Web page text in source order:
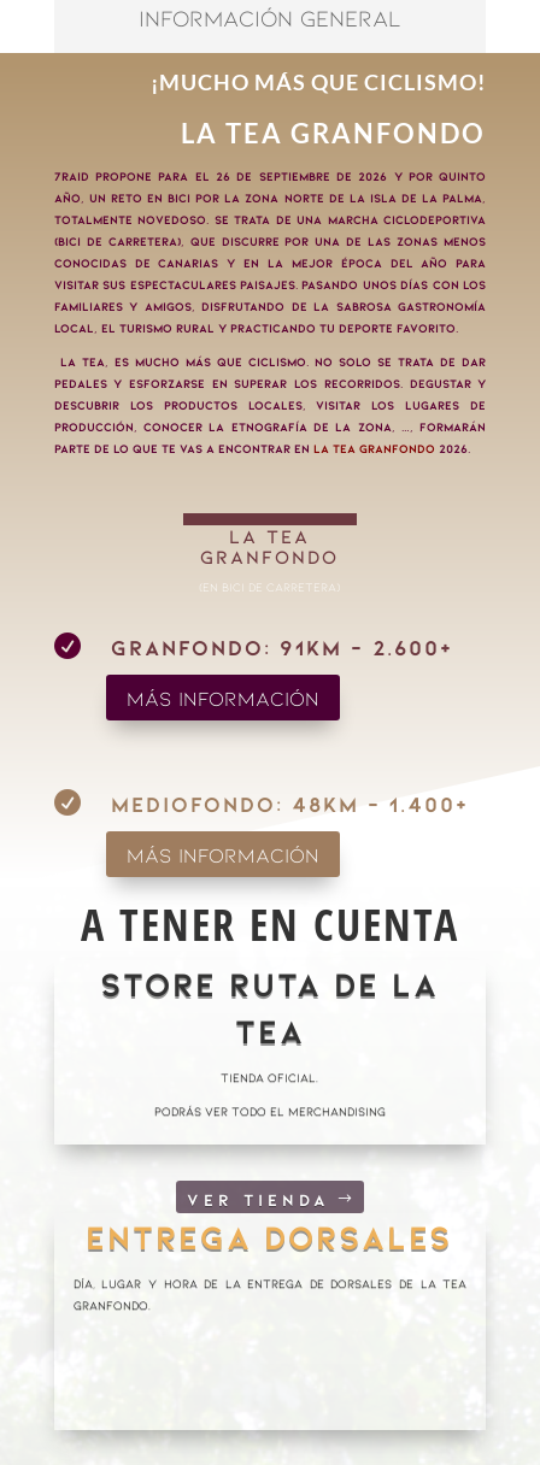
INFORMACIÓN GENERAL
¡MUCHO MÁS QUE CICLISMO!
LA TEA GRANFONDO
7RAID propone para el 26 de septiembre de 2026 y por quinto
año, un reto en bici por la Zona Norte de la isla de La Palma,
totalmente novedoso. Se trata de una Marcha Ciclodeportiva
(bici de carretera), que discurre por una de las zonas menos
conocidas de Canarias y en la mejor época del año para
visitar sus espectaculares paisajes. Pasando unos días con los
familiares y amigos, disfrutando de la sabrosa gastronomía
local, el turismo rural y practicando tu deporte favorito.
La Tea, es mucho más que ciclismo . No solo se trata de dar
pedales y esforzarse en superar los recorridos. Degustar y
descubrir los productos locales, visitar los lugares de
producción, conocer la etnografía de la zona, …, formarán
parte de lo que te vas a encontrar en La Tea GranFondo 2026.
LA TEA
GRANFONDO
(En bici de carretera)
 GRANFONDO: 91KM - 2.600+
Más información
 MEDIOFONDO: 48KM - 1.400+
Más información
A TENER EN CUENTA
STORE RUTA DE LA
TEA
TIENDA OFICIAL.
PODRÁS VER TODO EL MERCHANDISING
VER TIENDA
ENTREGA DORSALES
Día, lugar y hora de la entrega de dorsales de LA TEA
GRANFONDO.